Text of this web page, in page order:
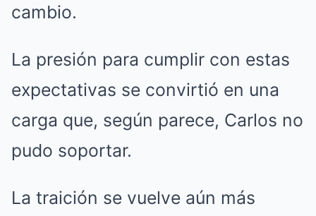
cambio.
La presión para cumplir con estas
expectativas se convirtió en una
carga que, según parece, Carlos no
pudo soportar.
La traición se vuelve aún más